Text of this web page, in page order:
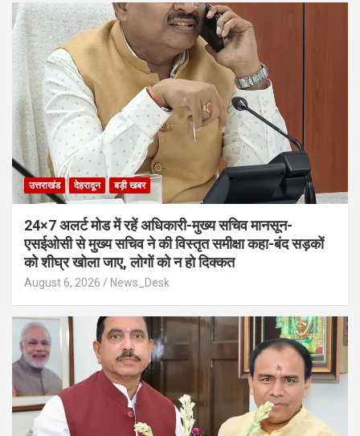
उत्तराखंड देहरादून बड़ी खबर
24×7 अलर्ट मोड में रहें अधिकारी-मुख्य सचिव मानसून-
एसईओसी से मुख्य सचिव ने की विस्तृत समीक्षा कहा-बंद सड़कों
को शीघ्र खोला जाए, लोगों को न हो दिक्कत
August 6, 2026 News_Desk